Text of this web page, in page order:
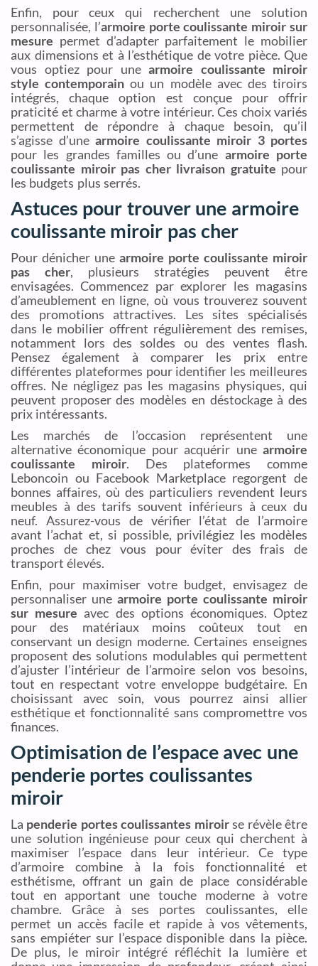
Enfin, pour ceux qui recherchent une solution
personnalisée, l’armoire porte coulissante miroir sur
mesure permet d’adapter parfaitement le mobilier
aux dimensions et à l’esthétique de votre pièce. Que
vous optiez pour une armoire coulissante miroir
style contemporain ou un modèle avec des tiroirs
intégrés, chaque option est conçue pour offrir
praticité et charme à votre intérieur. Ces choix variés
permettent de répondre à chaque besoin, qu’il
s’agisse d’une armoire coulissante miroir 3 portes
pour les grandes familles ou d’une armoire porte
coulissante miroir pas cher livraison gratuite pour
les budgets plus serrés.
Astuces pour trouver une armoire
coulissante miroir pas cher
Pour dénicher une armoire porte coulissante miroir
pas cher, plusieurs stratégies peuvent être
envisagées. Commencez par explorer les magasins
d’ameublement en ligne, où vous trouverez souvent
des promotions attractives. Les sites spécialisés
dans le mobilier offrent régulièrement des remises,
notamment lors des soldes ou des ventes flash.
Pensez également à comparer les prix entre
différentes plateformes pour identifier les meilleures
offres. Ne négligez pas les magasins physiques, qui
peuvent proposer des modèles en déstockage à des
prix intéressants.
Les marchés de l’occasion représentent une
alternative économique pour acquérir une armoire
coulissante miroir. Des plateformes comme
Leboncoin ou Facebook Marketplace regorgent de
bonnes affaires, où des particuliers revendent leurs
meubles à des tarifs souvent inférieurs à ceux du
neuf. Assurez-vous de vérifier l’état de l’armoire
avant l’achat et, si possible, privilégiez les modèles
proches de chez vous pour éviter des frais de
transport élevés.
Enfin, pour maximiser votre budget, envisagez de
personnaliser une armoire porte coulissante miroir
sur mesure avec des options économiques. Optez
pour des matériaux moins coûteux tout en
conservant un design moderne. Certaines enseignes
proposent des solutions modulables qui permettent
d’ajuster l’intérieur de l’armoire selon vos besoins,
tout en respectant votre enveloppe budgétaire. En
choisissant avec soin, vous pourrez ainsi allier
esthétique et fonctionnalité sans compromettre vos
finances.
Optimisation de l’espace avec une
penderie portes coulissantes
miroir
La penderie portes coulissantes miroirse révèle être
une solution ingénieuse pour ceux qui cherchent à
maximiser l’espace dans leur intérieur. Ce type
d’armoire combine à la fois fonctionnalité et
esthétisme, offrant un gain de place considérable
tout en apportant une touche moderne à votre
chambre. Grâce à ses portes coulissantes, elle
permet un accès facile et rapide à vos vêtements,
sans empiéter sur l’espace disponible dans la pièce.
De plus, le miroir intégré réfléchit la lumière et